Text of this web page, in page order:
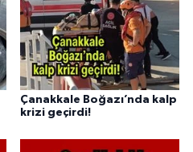
Çanakkale Boğazı’nda kalp
krizi geçirdi!